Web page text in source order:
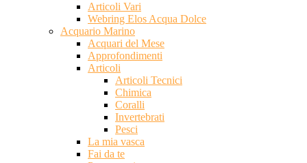
Articoli Vari
Webring Elos Acqua Dolce
Acquario Marino
Acquari del Mese
Approfondimenti
Articoli
Articoli Tecnici
Chimica
Coralli
Invertebrati
Pesci
La mia vasca
Fai da te